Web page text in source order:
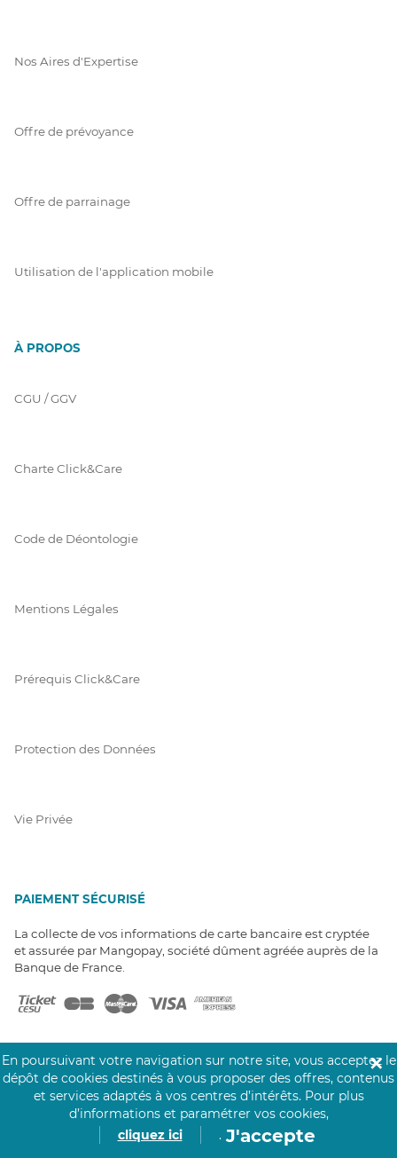
Nos Aires d'Expertise
Offre de prévoyance
Offre de parrainage
Utilisation de l'application mobile
À PROPOS
CGU / GGV
Charte Click&Care
Code de Déontologie
Mentions Légales
Prérequis Click&Care
Protection des Données
Vie Privée
PAIEMENT SÉCURISÉ
La collecte de vos informations de carte bancaire est cryptée
et assurée par Mangopay, société dûment agréée auprès de la
Banque de France.
NOS PARTENAIRES
Click&Care est soutenu par les Groupes
Caisse des Dépôts et MAIF.
En poursuivant votre navigation sur notre site, vous acceptez le
dépôt de cookies destinés à vous proposer des offres, contenus
et services adaptés à vos centres d’intérêts. Pour plus
d’informations et paramétrer vos cookies,
cliquez ici
. J'accepte
✕